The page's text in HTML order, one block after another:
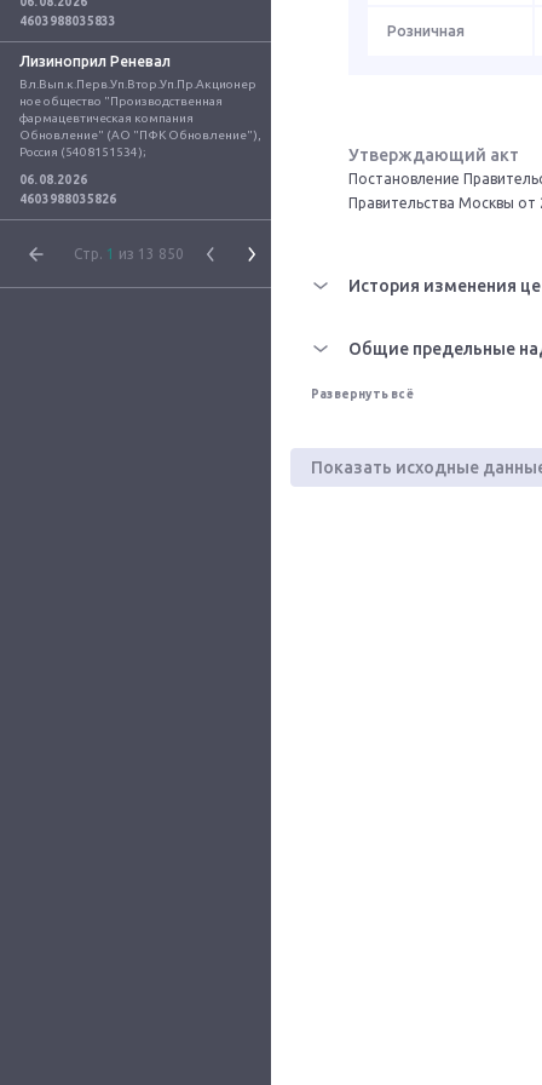
4603988035833
Лизиноприл Реневал
Вл.Вып.к.Перв.Уп.Втор.Уп.Пр.Акционер
ное общество "Производственная
фармацевтическая компания
Обновление" (АО "ПФК Обновление"),
Россия (5408151534);
06.08.2026
4603988035826
Стр. 1 из 13 850
Розничная
Утверждающий акт
Постановление
Правительства Москвы
История изменения
Общие предельные
Развернуть всё
Показать исходные